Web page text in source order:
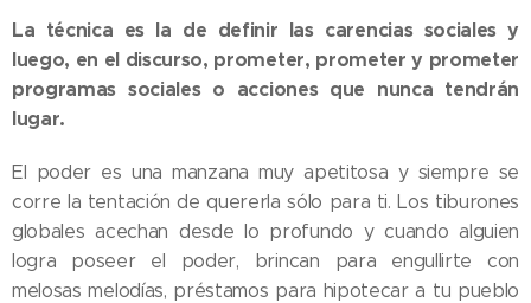
La técnica es la de definir las carencias sociales y
luego, en el discurso, prometer, prometer y prometer
programas sociales o acciones que nunca tendrán
lugar.
El poder es una manzana muy apetitosa y siempre se
corre la tentación de quererla sólo para ti. Los tiburones
globales acechan desde lo profundo y cuando alguien
logra poseer el poder, brincan para engullirte con
melosas melodías, préstamos para hipotecar a tu pueblo